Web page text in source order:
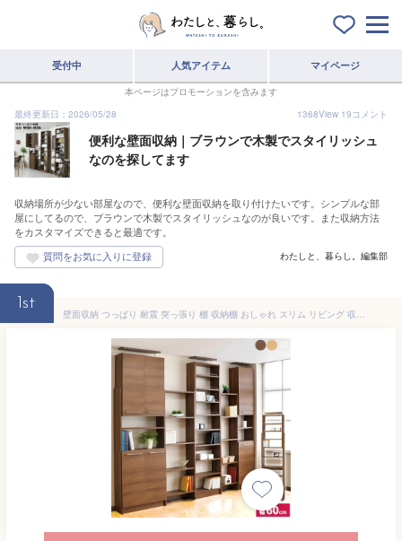
受付中 人気アイテム マイページ
本ページはプロモーションを含みます
最終更新日：2026/05/28
1368View 19コメント
便利な壁面収納｜ブラウンで木製でスタイリッシュ
なのを探してます
収納場所が少ない部屋なので、便利な壁面収納を取り付けたいです。シンプルな部
屋にしてるので、ブラウンで木製でスタイリッシュなのが良いです。また収納方法
をカスタマイズできると最適です。
わたしと、暮らし。編集部
1st
壁面収納 つっぱり 耐震 突っ張り 棚 収納棚 おしゃれ スリム リビング 収納 省スペース プローバ2 在宅 テレワーク 本棚 本体 幅60 薄型 木製 北欧 モダン 地震対策 ナチュラル/ブラウン/ホワイト pr2-600 netc5